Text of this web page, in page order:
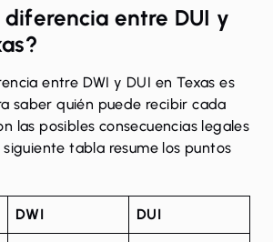
diferencia entre DUI y
entre DWI y DUI en Texas es
saber quién puede recibir cada
las posibles consecuencias legales
tabla resume los puntos
DWI DUI